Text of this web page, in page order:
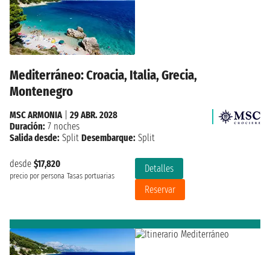
Mediterráneo: Croacia, Italia, Grecia,
Montenegro
desde $17,820
precio por persona Tasas portuarias
Detalles
Reservar
MSC ARMONIA| 29 ABR. 2028
Duración: 7 noches
Salida desde: Split Desembarque: Split